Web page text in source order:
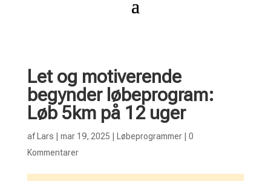
Let og motiverende
begynder løbeprogram:
Løb 5km på 12 uger
af Lars mar 19, 2025 Løbeprogrammer| 0
Kommentarer